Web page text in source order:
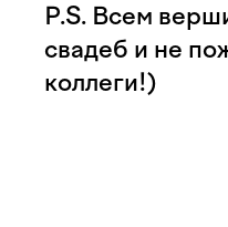
P.S. Всем
свадеб и не
коллеги!)